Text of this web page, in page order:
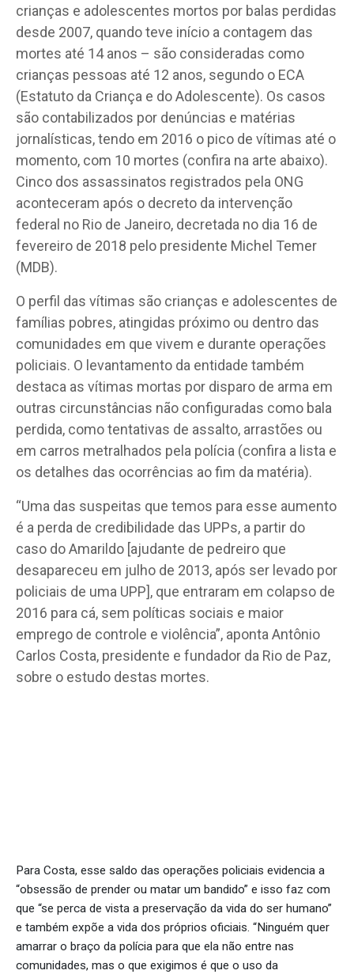
crianças e adolescentes mortos por balas perdidas
desde 2007, quando teve início a contagem das
mortes até 14 anos – são consideradas como
crianças pessoas até 12 anos, segundo o ECA
(Estatuto da Criança e do Adolescente). Os casos
são contabilizados por denúncias e matérias
jornalísticas, tendo em 2016 o pico de vítimas até o
momento, com 10 mortes (confira na arte abaixo).
Cinco dos assassinatos registrados pela ONG
aconteceram após o decreto da intervenção
federal no Rio de Janeiro, decretada no dia 16 de
fevereiro de 2018 pelo presidente Michel Temer
(MDB).
O perfil das vítimas são crianças e adolescentes de
famílias pobres, atingidas próximo ou dentro das
comunidades em que vivem e durante operações
policiais. O levantamento da entidade também
destaca as vítimas mortas por disparo de arma em
outras circunstâncias não configuradas como bala
perdida, como tentativas de assalto, arrastões ou
em carros metralhados pela polícia (confira a lista e
os detalhes das ocorrências ao fim da matéria).
“Uma das suspeitas que temos para esse aumento
é a perda de credibilidade das UPPs, a partir do
caso do Amarildo [ajudante de pedreiro que
desapareceu em julho de 2013, após ser levado por
policiais de uma UPP], que entraram em colapso de
2016 para cá, sem políticas sociais e maior
emprego de controle e violência”, aponta Antônio
Carlos Costa, presidente e fundador da Rio de Paz,
sobre o estudo destas mortes.
Para Costa, esse saldo das operações policiais evidencia a
“obsessão de prender ou matar um bandido” e isso faz com
que “se perca de vista a preservação da vida do ser humano”
e também expõe a vida dos próprios oficiais. “Ninguém quer
amarrar o braço da polícia para que ela não entre nas
comunidades, mas o que exigimos é que o uso da